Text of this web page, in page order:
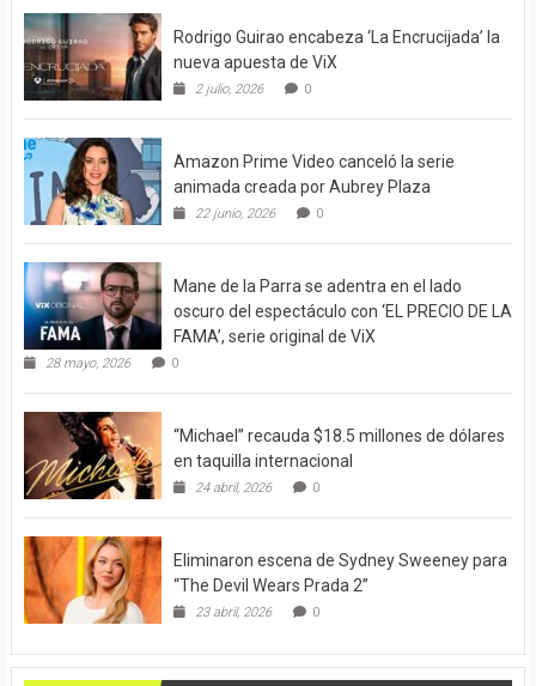
Rodrigo Guirao encabeza ‘La Encrucijada’ la
nueva apuesta de ViX
2 julio, 2026 0
Amazon Prime Video canceló la serie
animada creada por Aubrey Plaza
22 junio, 2026 0
Mane de la Parra se adentra en el lado
oscuro del espectáculo con ‘EL PRECIO DE LA
FAMA’, serie original de ViX
28 mayo, 2026 0
“Michael” recauda $18.5 millones de dólares
en taquilla internacional
24 abril, 2026 0
Eliminaron escena de Sydney Sweeney para
“The Devil Wears Prada 2”
23 abril, 2026 0